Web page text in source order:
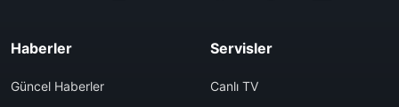
Haberler
Güncel Haberler
Servisler
Canlı TV